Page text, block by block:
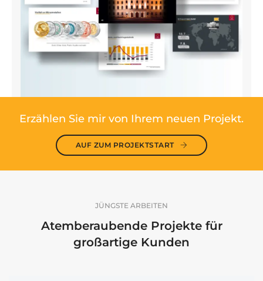
Erzählen Sie mir von Ihrem neuen Projekt.
AUF ZUM PROJEKTSTART
JÜNGSTE ARBEITEN
Atemberaubende Projekte für
großartige Kunden